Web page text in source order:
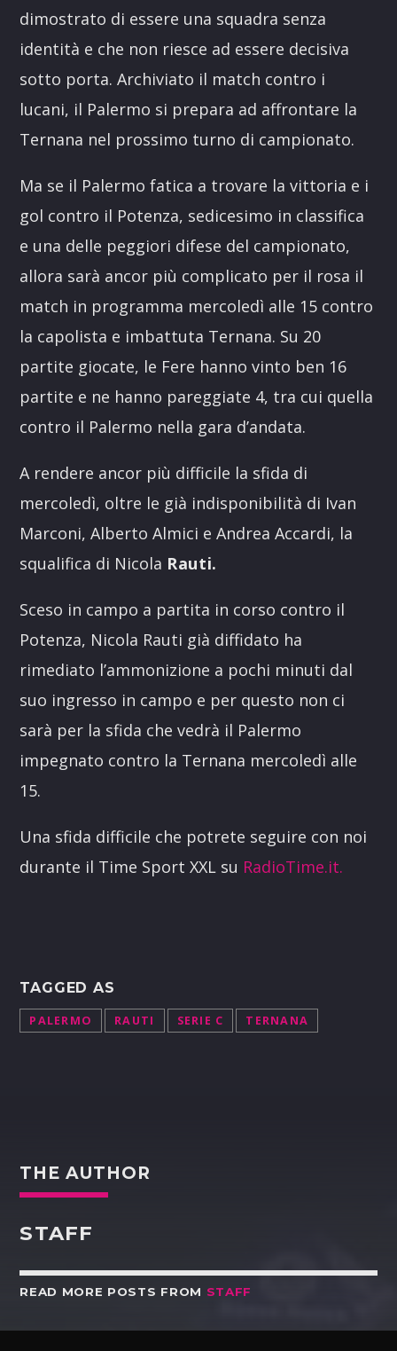
dimostrato di essere una squadra senza
identità e che non riesce ad essere decisiva
sotto porta. Archiviato il match contro i
lucani, il Palermo si prepara ad affrontare la
Ternana nel prossimo turno di campionato.
Ma se il Palermo fatica a trovare la vittoria e i
gol contro il Potenza, sedicesimo in classifica
e una delle peggiori difese del campionato,
allora sarà ancor più complicato per il rosa il
match in programma mercoledì alle 15 contro
la capolista e imbattuta Ternana. Su 20
partite giocate, le Fere hanno vinto ben 16
partite e ne hanno pareggiate 4, tra cui quella
contro il Palermo nella gara d’andata.
A rendere ancor più difficile la sfida di
mercoledì, oltre le già indisponibilità di Ivan
Marconi, Alberto Almici e Andrea Accardi, la
squalifica di Nicola Rauti.
Sceso in campo a partita in corso contro il
Potenza, Nicola Rauti già diffidato ha
rimediato l’ammonizione a pochi minuti dal
suo ingresso in campo e per questo non ci
sarà per la sfida che vedrà il Palermo
impegnato contro la Ternana mercoledì alle
15.
Una sfida difficile che potrete seguire con noi
durante il Time Sport XXL su RadioTime.it.
TAGGED AS
PALERMO RAUTI SERIE C TERNANA
THE AUTHOR
STAFF
READ MORE POSTS FROM STAFF